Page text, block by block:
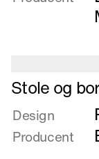
Læs
mere
om
Stole
og
Stole og
Design
Producent